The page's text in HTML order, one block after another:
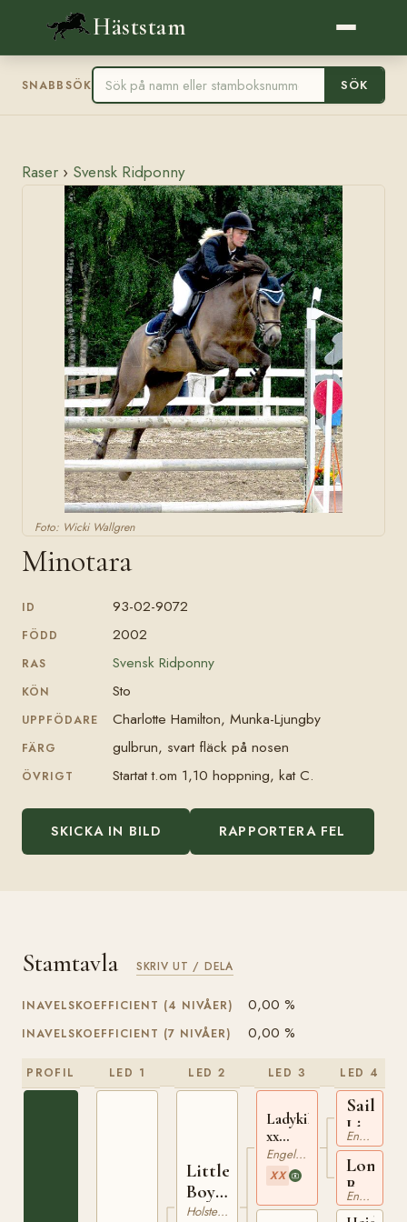
Häststam
SNABBSÖK SÖK
Raser › Svensk Ridponny
Foto: Wicki Wallgren
Minotara
ID 93-02-9072
FÖDD 2002
RAS Svensk Ridponny
KÖN Sto
UPPFÖDARE Charlotte Hamilton, Munka-Ljungby
FÄRG gulbrun, svart fläck på nosen
ÖVRIGT Startat t.om 1,10 hoppning, kat C.
SKICKA IN BILD RAPPORTERA FEL
Stamtavla SKRIV UT / DELA
INAVELSKOEFFICIENT (4 NIVÅER) 0,00 %
INAVELSKOEFFICIENT (7 NIVÅER) 0,00 %
PROFIL LED 1 LED 2
Little
Boy
756 Holsteiner
LED 3
Ladykiller
xx
210384761
Engelskt Fullblod
XX
LED 4
Sailing
Light
xxEngelskt Fullblod
Lone
Beech
xxEngelskt Fullblod